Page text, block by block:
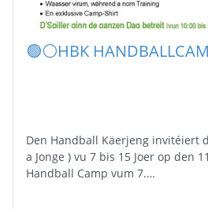
🟢⚪️HBK
Den Handball Käerjeng invitéiert
a Jonge ) vu 7 bis 15 Joer op den
Handball Camp vum 7.…